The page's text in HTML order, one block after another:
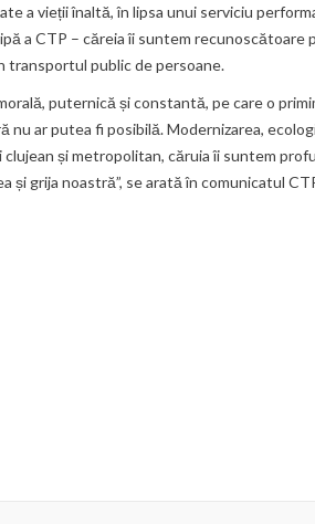
a vieții înaltă, în lipsa unui serviciu
a CTP – căreia îi suntem recunoscătoare
transportul public de persoane.
puternică și constantă, pe care o
nu ar putea fi posibilă. Modernizarea,
și metropolitan, căruia îi suntem
și grija noastră”, se arată în comunicatul